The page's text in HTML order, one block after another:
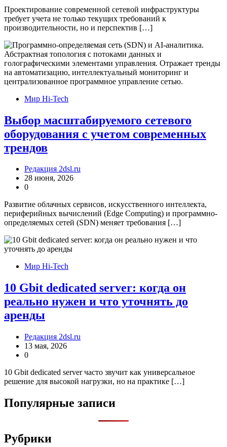
Проектирование современной сетевой инфраструктуры
требует учета не только текущих требований к
производительности, но и перспектив […]
Мир Hi-Tech
Выбор масштабируемого сетевого
оборудования с учетом современных
трендов
Редакция 2dsl.ru
28 июня, 2026
0
Развитие облачных сервисов, искусственного интеллекта,
периферийных вычислений (Edge Computing) и программно-
определяемых сетей (SDN) меняет требования […]
Мир Hi-Tech
10 Gbit dedicated server: когда он
реально нужен и что уточнять до
аренды
Редакция 2dsl.ru
13 мая, 2026
0
10 Gbit dedicated server часто звучит как универсальное
решение для высокой нагрузки, но на практике […]
Популярные записи
Рубрики